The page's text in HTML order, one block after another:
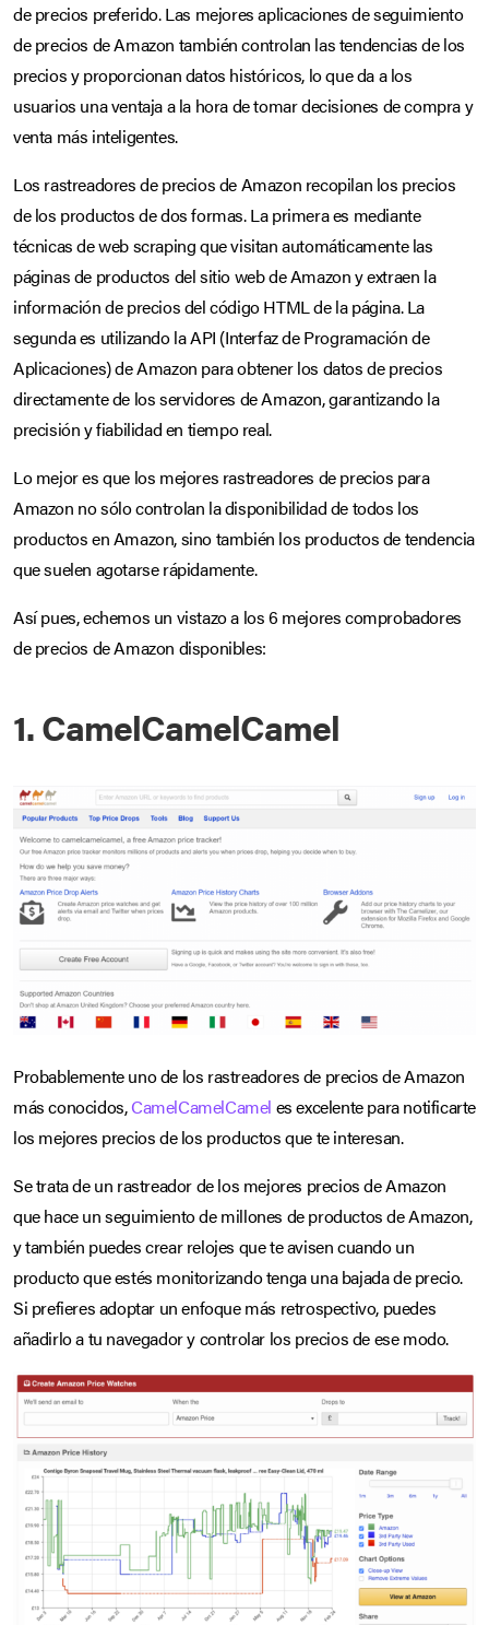
de precios preferido. Las mejores aplicaciones de seguimiento
de precios de Amazon también controlan las tendencias de los
precios y proporcionan datos históricos, lo que da a los
usuarios una ventaja a la hora de tomar decisiones de compra y
venta más inteligentes.
Los rastreadores de precios de Amazon recopilan los precios
de los productos de dos formas. La primera es mediante
técnicas de web scraping que visitan automáticamente las
páginas de productos del sitio web de Amazon y extraen la
información de precios del código HTML de la página. La
segunda es utilizando la API (Interfaz de Programación de
Aplicaciones) de Amazon para obtener los datos de precios
directamente de los servidores de Amazon, garantizando la
precisión y fiabilidad en tiempo real.
Lo mejor es que los mejores rastreadores de precios para
Amazon no sólo controlan la disponibilidad de todos los
productos en Amazon, sino también los productos de tendencia
que suelen agotarse rápidamente.
Así pues, echemos un vistazo a los 6 mejores comprobadores
de precios de Amazon disponibles:
1. CamelCamelCamel
Probablemente uno de los rastreadores de precios de Amazon
más conocidos,CamelCamelCamel es excelente para notificarte
los mejores precios de los productos que te interesan.
Se trata de un rastreador de los mejores precios de Amazon
que hace un seguimiento de millones de productos de Amazon,
y también puedes crear relojes que te avisen cuando un
producto que estés monitorizando tenga una bajada de precio.
Si prefieres adoptar un enfoque más retrospectivo, puedes
añadirlo a tu navegador y controlar los precios de ese modo.